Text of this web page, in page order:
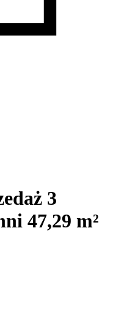
3
47,29 m²